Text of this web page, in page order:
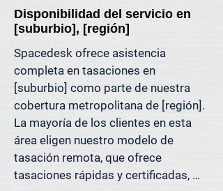
Porque decisiones tan importantes
como esta deben basarse en datos,
capital tiene, ofrecemos tasaciones
claras y justificables que le ayudan a
evitar costosos errores y a avanzar
con confianza.
Apoyamos a propietarios, abogados,
agentes e inversionistas que confían
en valores inmobiliarios precisos
para tomar decisiones informadas y
reducir el riesgo donde más importa.
Disponibilidad del servicio en
[suburbio], [región]
Spacedesk ofrece asistencia
completa en tasaciones en
[suburbio] como parte de nuestra
cobertura metropolitana de [región].
La mayoría de los clientes en esta
área eligen nuestro modelo de
tasación remota, que ofrece
tasaciones rápidas y certificadas,